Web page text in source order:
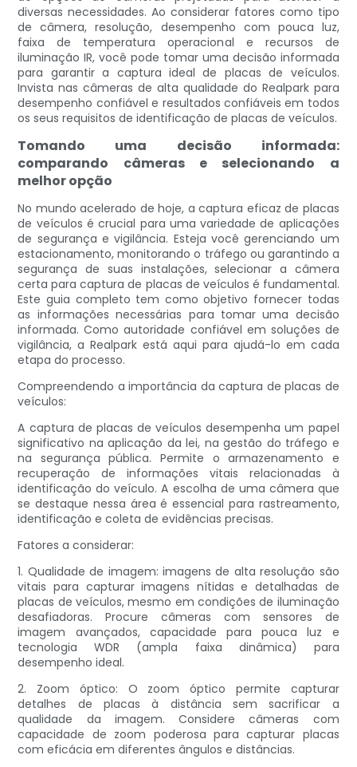
diversas necessidades. Ao considerar fatores como tipo
de câmera, resolução, desempenho com pouca luz,
faixa de temperatura operacional e recursos de
iluminação IR, você pode tomar uma decisão informada
para garantir a captura ideal de placas de veículos.
Invista nas câmeras de alta qualidade do Realpark para
desempenho confiável e resultados confiáveis ​​em todos
os seus requisitos de identificação de placas de veículos.
Tomando uma decisão informada:
comparando câmeras e selecionando a
melhor opção
No mundo acelerado de hoje, a captura eficaz de placas
de veículos é crucial para uma variedade de aplicações
de segurança e vigilância. Esteja você gerenciando um
estacionamento, monitorando o tráfego ou garantindo a
segurança de suas instalações, selecionar a câmera
certa para captura de placas de veículos é fundamental.
Este guia completo tem como objetivo fornecer todas
as informações necessárias para tomar uma decisão
informada. Como autoridade confiável em soluções de
vigilância, a Realpark está aqui para ajudá-lo em cada
etapa do processo.
Compreendendo a importância da captura de placas de
veículos:
A captura de placas de veículos desempenha um papel
significativo na aplicação da lei, na gestão do tráfego e
na segurança pública. Permite o armazenamento e
recuperação de informações vitais relacionadas à
identificação do veículo. A escolha de uma câmera que
se destaque nessa área é essencial para rastreamento,
identificação e coleta de evidências precisas.
Fatores a considerar:
1. Qualidade de imagem: imagens de alta resolução são
vitais para capturar imagens nítidas e detalhadas de
placas de veículos, mesmo em condições de iluminação
desafiadoras. Procure câmeras com sensores de
imagem avançados, capacidade para pouca luz e
tecnologia WDR (ampla faixa dinâmica) para
desempenho ideal.
2. Zoom óptico: O zoom óptico permite capturar
detalhes de placas à distância sem sacrificar a
qualidade da imagem. Considere câmeras com
capacidade de zoom poderosa para capturar placas
com eficácia em diferentes ângulos e distâncias.